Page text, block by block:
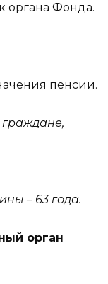
органа Фонда.
пенсии.
– 63 года.
орган